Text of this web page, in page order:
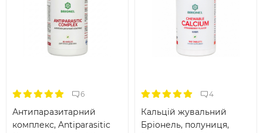
6
Антипаразитарний
комплекс, Antiparasitic
4
Кальцій жувальний
Бріонель, полуниця,